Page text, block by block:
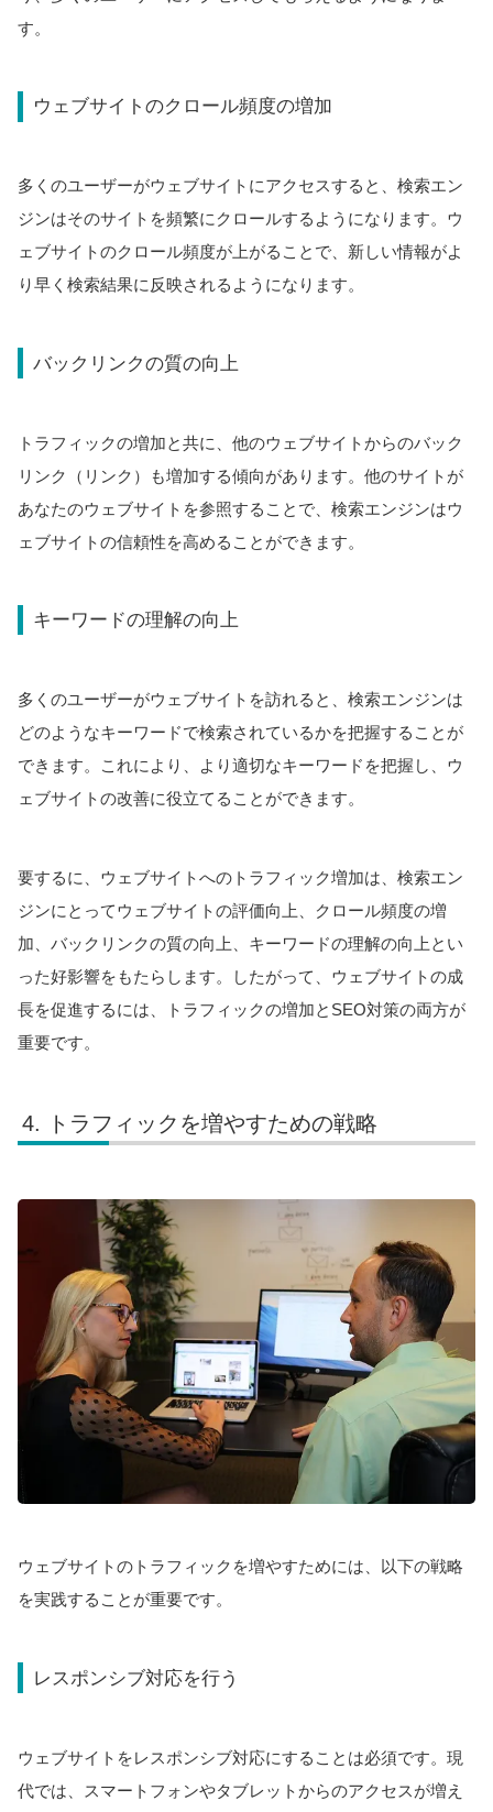
す。
ウェブサイトのクロール頻度の増加
多くのユーザーがウェブサイトにアクセスすると、検索エン
ジンはそのサイトを頻繁にクロールするようになります。ウ
ェブサイトのクロール頻度が上がることで、新しい情報がよ
り早く検索結果に反映されるようになります。
バックリンクの質の向上
トラフィックの増加と共に、他のウェブサイトからのバック
リンク（リンク）も増加する傾向があります。他のサイトが
あなたのウェブサイトを参照することで、検索エンジンはウ
ェブサイトの信頼性を高めることができます。
キーワードの理解の向上
多くのユーザーがウェブサイトを訪れると、検索エンジンは
どのようなキーワードで検索されているかを把握することが
できます。これにより、より適切なキーワードを把握し、ウ
ェブサイトの改善に役立てることができます。
要するに、ウェブサイトへのトラフィック増加は、検索エン
ジンにとってウェブサイトの評価向上、クロール頻度の増
加、バックリンクの質の向上、キーワードの理解の向上とい
った好影響をもたらします。したがって、ウェブサイトの成
長を促進するには、トラフィックの増加とSEO対策の両方が
重要です。
トラフィックを増やすための戦略
ウェブサイトのトラフィックを増やすためには、以下の戦略
を実践することが重要です。
レスポンシブ対応を行う
ウェブサイトをレスポンシブ対応にすることは必須です。現
代では、スマートフォンやタブレットからのアクセスが増え